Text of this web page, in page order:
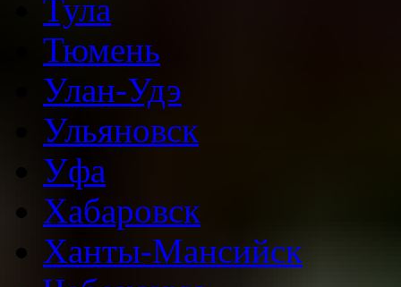
Тула
Тюмень
Улан-Удэ
Ульяновск
Уфа
Хабаровск
Ханты-Мансийск